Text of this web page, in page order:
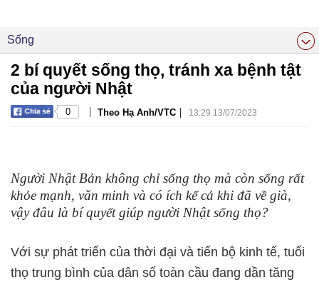
Sống
2 bí quyết sống thọ, tránh xa bệnh tật
của người Nhật
0 | Theo Hạ Anh/VTC | 13:29 13/07/2023
Người Nhật Bản không chỉ sống thọ mà còn sống rất
khỏe mạnh, văn minh và có ích kể cả khi đã về già,
vậy đâu là bí quyết giúp người Nhật sống thọ?
Với sự phát triển của thời đại và tiến bộ kinh tế, tuổi
thọ trung bình của dân số toàn cầu đang dần tăng